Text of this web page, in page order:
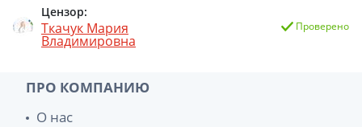
Цензор:
Ткачук Мария
Владимировна
Проверено
ПРО КОМПАНИЮ
О нас